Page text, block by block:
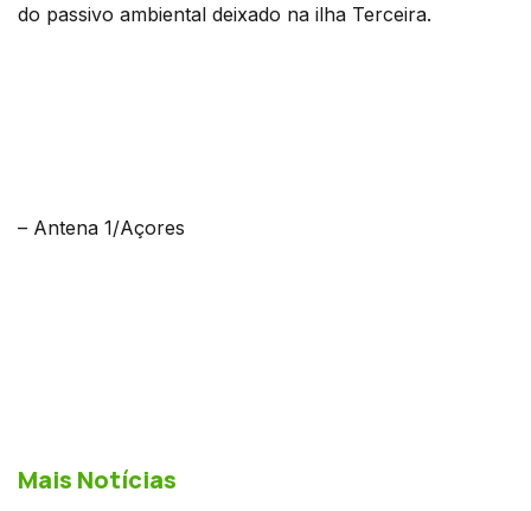
do passivo ambiental deixado na ilha Terceira.
– Antena 1/Açores
Mais Notícias